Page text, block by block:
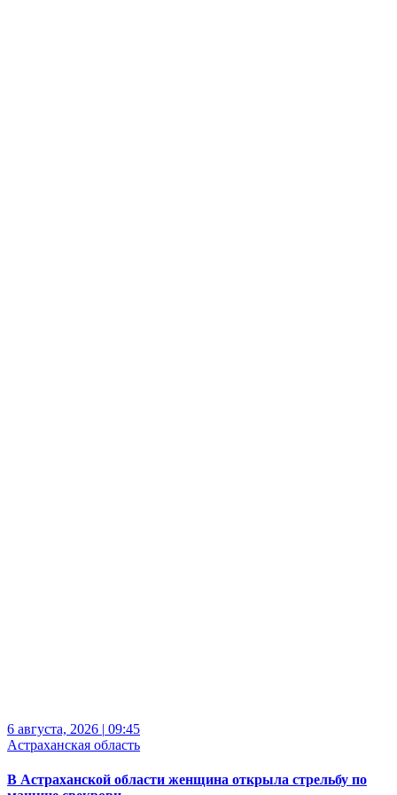
6 августа, 2026 | 09:45
Астраханская область
В Астраханской области женщина открыла стрельбу по